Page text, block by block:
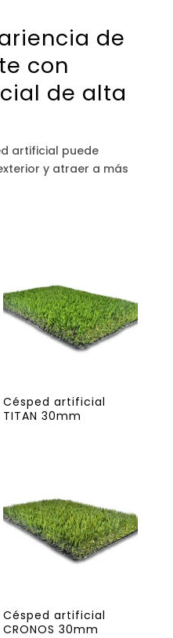
de
con
de alta
artificial puede
y atraer a más
Césped artificial
TITAN 30mm
Césped artificial
CRONOS 30mm